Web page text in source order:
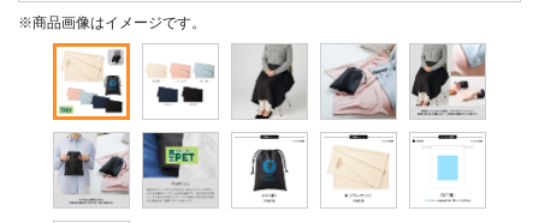
※商品画像はイメージです。